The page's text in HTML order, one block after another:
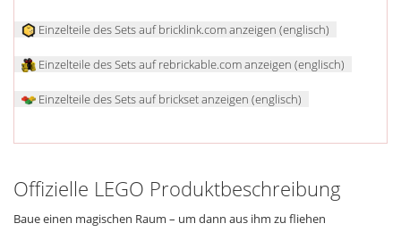
Einzelteile des Sets auf bricklink.com anzeigen (englisch)
Einzelteile des Sets auf rebrickable.com anzeigen (englisch)
Einzelteile des Sets auf brickset anzeigen (englisch)
Offizielle LEGO Produktbeschreibung
Baue einen magischen Raum – um dann aus ihm zu fliehen